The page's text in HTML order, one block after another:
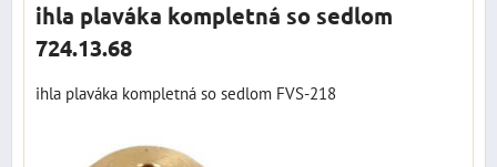
ihla plaváka kompletná so sedlom
724.13.68
ihla plaváka kompletná so sedlom FVS-218